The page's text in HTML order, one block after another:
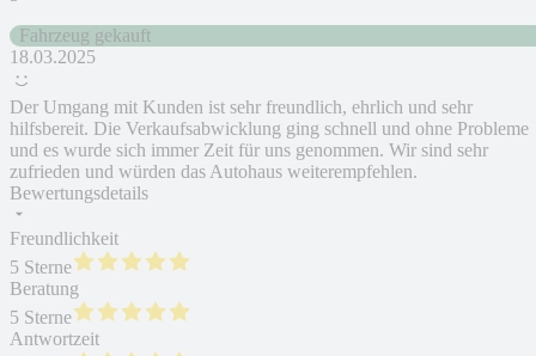
Fahrzeug gekauft
18.03.2025
Der Umgang mit Kunden ist sehr freundlich, ehrlich und sehr
hilfsbereit. Die Verkaufsabwicklung ging schnell und ohne Probleme
und es wurde sich immer Zeit für uns genommen. Wir sind sehr
zufrieden und würden das Autohaus weiterempfehlen.
Bewertungsdetails
Freundlichkeit
5 Sterne
Beratung
5 Sterne
Antwortzeit